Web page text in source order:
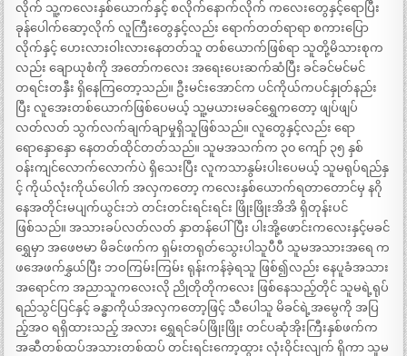
လိုက် သူ့ကလေးနှစ်ယောက်နှင့် စလိုက်နောက်လိုက် ကလေးတွေနှင့်ရောပြီး
ခုန်ပေါက်ဆော့လိုက် လူကြီးတွေနှင့်လည်း ရောက်တတ်ရာရာ စကားပြော
လိုက်နှင့် ဟေးလားဝါးလားနေတတ်သူ တစ်ယောက်ဖြစ်ရာ သူတို့မိသားစုက
လည်း ချောယုစံကို အတော်ကလေး အရေးပေးဆက်ဆံပြီး ခင်ခင်မင်မင်
တရင်းတနှီး ရှိနေကြတော့သည်။ ဦးမင်းအောင်က ပင်ကိုယ်ကပင်နှုတ်နည်း
ပြီး လူအေးတစ်ယောက်ဖြစ်ပေမယ့် သူ့မယားမခင်ရွှေကတော့ ဖျပ်ဖျပ်
လတ်လတ် သွက်လက်ချက်ချာမှုရှိသူဖြစ်သည်။ လူတွေနှင့်လည်း ရော
ရောနှောနှော နေတတ်ထိုင်တတ်သည်။ သူမအသက်က ၃၀ ကျော် ၃၅ နှစ်
ဝန်းကျင်လောက်လောက်ပဲ ရှိသေးပြီး လူကသာနွမ်းပါးပေမယ့် သူမရုပ်ရည်နှ
င့် ကိုယ်လုံးကိုယ်ပေါက် အလှကတော့ ကလေးနှစ်ယောက်ရတာတောင်မှ နဂို
နေအတိုင်းမပျက်ယွင်းဘဲ တင်းတင်းရင်းရင်း ဖြိုးဖြိုးအိအိ ရှိတုန်းပင်
ဖြစ်သည်။ အသားခပ်လတ်လတ် နှာတန်ပေါ်ပြီး ပါးအို့ဖောင်းကလေးနှင့်မခင်
ရွှေမှာ အဖေဗမာ မိခင်ဖက်က ရှမ်းတရုတ်သွေးပါသူပီပီ သူမအသားအရေ က
ဖအေဖက်နွှယ်ပြီး ဘဝကြမ်းကြမ်း ရုန်းကန်ခဲ့ရသူ ဖြစ်၍လည်း နေပူခံအသား
အရောင်က အညာသူကလေးလို ညိုတိုတိုကလေး ဖြစ်နေသည့်တိုင် သူမရဲ့ရုပ်
ရည်သွင်ပြင်နှင့် ခန္ဓာကိုယ်အလှကတော့ဖြင့် သီပေါသူ မိခင်ရဲ့အမွေကို အပြ
ည့်အဝ ရရှိထားသည့် အလား ရွှေရင်ခပ်ဖြိုးဖြိုး တင်ပဆုံအိုးကြီးနှစ်ဖက်က
အဆီတစ်ထပ်အသားတစ်ထပ် တင်းရင်းကော့ထွား လုံးဝိုင်းလျက် ရှိကာ သူမ